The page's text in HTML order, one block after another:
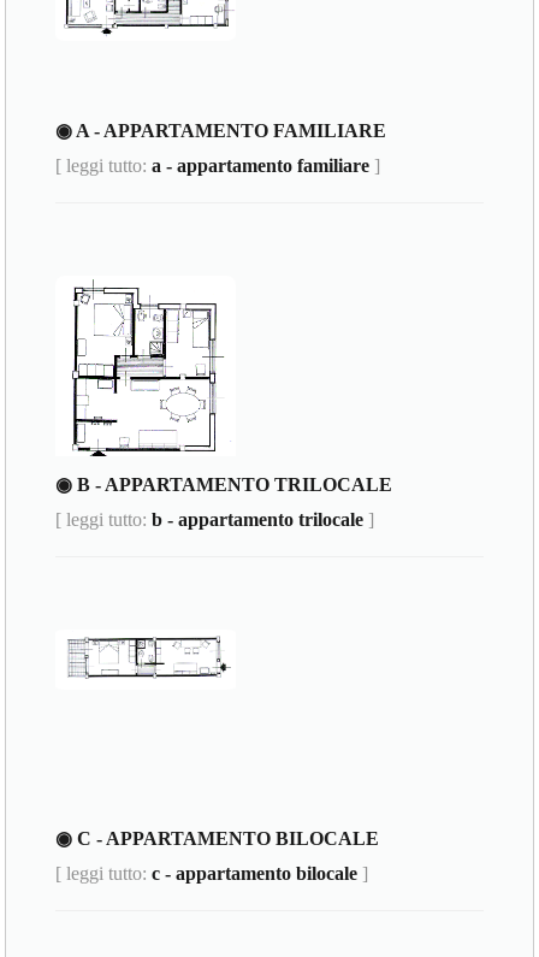
◉ A - APPARTAMENTO FAMILIARE
[ leggi tutto:a - appartamento familiare ]
◉ B - APPARTAMENTO TRILOCALE
[ leggi tutto:b - appartamento trilocale ]
◉ C - APPARTAMENTO BILOCALE
[ leggi tutto:c - appartamento bilocale ]